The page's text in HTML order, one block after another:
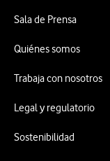
Sala de Prensa
Quiénes somos
Trabaja con nosotros
Legal y regulatorio
Sostenibilidad